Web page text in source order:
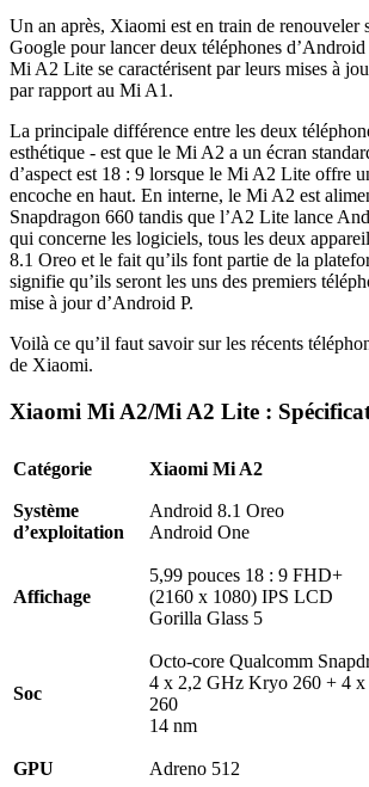
Un an après, Xiaomi est en train de renouveler
Google pour lancer deux téléphones
Mi A2 Lite se caractérisent par leurs mises à
par rapport au Mi A1.
La principale différence entre les deux
esthétique - est que le Mi A2 a un écran
d’aspect est 18 : 9 lorsque le Mi A2 Lite offre
encoche en haut. En interne, le Mi A2 est
Snapdragon 660 tandis que l’A2 Lite lance
qui concerne les logiciels, tous les deux
8.1 Oreo et le fait qu’ils font partie de la
signifie qu’ils seront les uns des premiers
mise à jour d’Android P.
Voilà ce qu’il faut savoir sur les récents
de Xiaomi.
Xiaomi Mi A2/Mi A2 Lite :
Catégorie Xiaomi Mi A2
Système
d’exploitation
Android 8.1 Oreo
Android One
Affichage
5,99 pouces 18 : 9 FHD+
(2160 x 1080) IPS LCD
Gorilla Glass 5
Soc
Octo-core Qualcomm
4 x 2,2 GHz Kryo 260 + 4
260
14 nm
GPU Adreno 512